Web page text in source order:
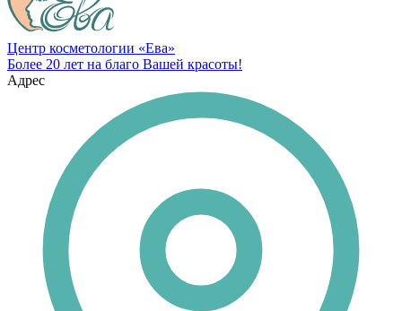
Центр косметологии «Ева»
Более 20 лет на благо Вашей красоты!
Адрес